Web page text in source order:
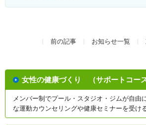
前の記事 お知らせ一覧
女性の健康づくり （サポートコー
メンバー制でプール・スタジオ・ジムが自由
な運動カウンセリングや健康セミナーを受け